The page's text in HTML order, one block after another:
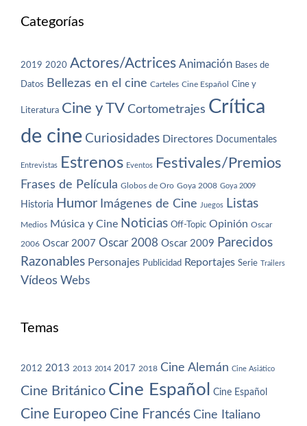
Categorías
2019 2020 Actores/Actrices Animación Bases de
Datos Bellezas en el cine Carteles Cine Español Cine y
Literatura Cine y TV Cortometrajes Crítica
de cine Curiosidades Directores Documentales
Entrevistas Estrenos Eventos Festivales/Premios
Frases de Película Globos de Oro Goya 2008 Goya 2009
Historia Humor Imágenes de Cine Juegos Listas
Medios Música y Cine Noticias Off-Topic Opinión Oscar
2006 Oscar 2007 Oscar 2008 Oscar 2009 Parecidos
Razonables Personajes Publicidad Reportajes Serie Trailers
Vídeos Webs
Temas
2012 2013 2013 2014 2017 2018 Cine Alemán Cine Asiático
Cine Británico Cine Español Cine Español
Cine Europeo Cine Francés Cine Italiano